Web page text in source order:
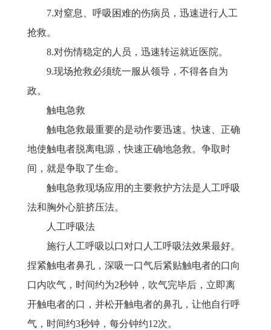
7.对窒息、呼吸困难的伤病员，迅速进行人工
抢救。
8.对伤情稳定的人员，迅速转运就近医院。
9.现场抢救必须统一服从领导，不得各自为
政。
触电急救
触电急救最重要的是动作要迅速。快速、正确
地使触电者脱离电源，快速正确地急救。争取时
间，就是争取了生命。
触电急救现场应用的主要救护方法是人工呼吸
法和胸外心脏挤压法。
人工呼吸法
施行人工呼吸以口对口人工呼吸法效果最好。
捏紧触电者鼻孔，深吸一口气后紧贴触电者的口向
口内吹气，时间约为2秒钟，吹气完毕后，立即离
开触电者的口，并松开触电者的鼻孔，让他自行呼
气，时间约3秒钟，每分钟约12次。